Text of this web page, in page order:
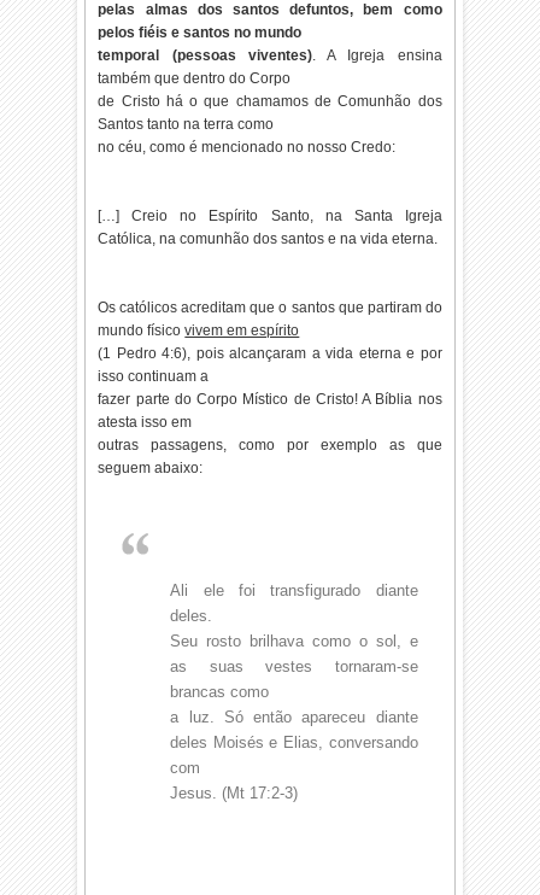
pelas almas dos santos defuntos, bem como
pelos fiéis e santos no mundo
temporal (pessoas viventes). A Igreja ensina
também que dentro do Corpo
de Cristo há o que chamamos de Comunhão dos
Santos tanto na terra como
no céu, como é mencionado no nosso Credo:
[…] Creio no Espírito Santo, na Santa Igreja
Católica, na comunhão dos santos e na vida eterna.
Os católicos acreditam que o santos que partiram do
mundo físicovivem em espírito
(1 Pedro 4:6), pois alcançaram a vida eterna e por
isso continuam a
fazer parte do Corpo Místico de Cristo! A Bíblia nos
atesta isso em
outras passagens, como por exemplo as que
seguem abaixo:
Ali ele foi transfigurado diante
deles.
Seu rosto brilhava como o sol, e
as suas vestes tornaram-se
brancas como
a luz. Só então apareceu diante
deles Moisés e Elias, conversando
com
Jesus. (Mt 17:2-3)